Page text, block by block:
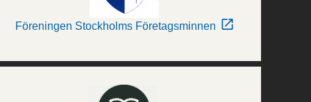
Föreningen Stockholms Företagsminnen